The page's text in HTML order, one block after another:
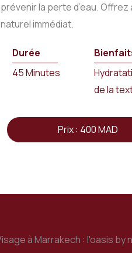
prévenir la perte d’eau.
naturel immédiat.
Durée
45 Minutes
de la
Prix : 400 MAD